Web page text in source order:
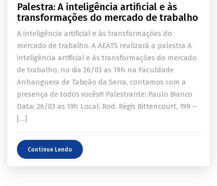
Palestra: A inteligência artificial e às
transformações do mercado de trabalho
A inteligência artificial e às transformações do
mercado de trabalho. A AEATS realizará a palestra A
inteligência artificial e às transformações do mercado
de trabalho, no dia 26/03 as 19h na Faculdade
Anhanguera de Taboão da Serra, contamos com a
presença de todos vocês!!! Palestrante: Paulo Bianco
Data: 26/03 as 19h Local: Rod. Régis Bittencourt, 199 –
[…]
Continue Lendo